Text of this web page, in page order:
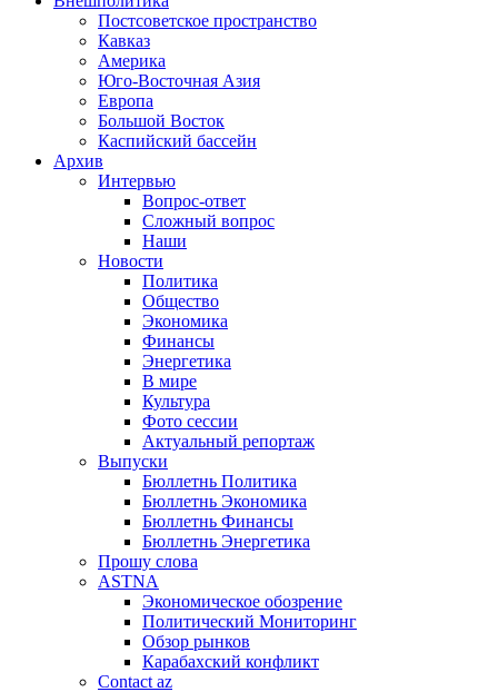
Постсоветское пространство
Кавказ
Америка
Юго-Восточная Азия
Европа
Большой Восток
Каспийский бассейн
Архив
Интервью
Вопрос-ответ
Сложный вопрос
Наши
Новости
Политика
Общество
Экономика
Финансы
Энергетика
В мире
Культура
Фото сессии
Актуальный репортаж
Выпуски
Бюллетнь Политика
Бюллетнь Экономика
Бюллетнь Финансы
Бюллетнь Энергетика
Прошу слова
ASTNA
Экономическое обозрение
Политический Мониторинг
Обзор рынков
Карабахский конфликт
Contact az